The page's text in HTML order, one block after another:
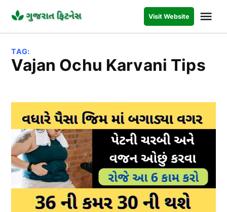
content
FITNESS
Visit Website
TAG:
Vajan Ochu Karvani Tips